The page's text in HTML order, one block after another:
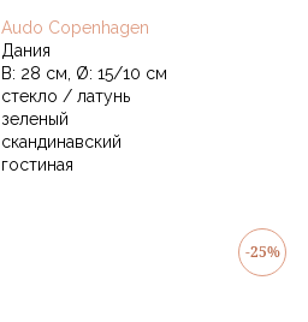
Audo Copenhagen
Дания
В: 28 см, Ø: 15/10 см
стекло / латунь
зеленый
скандинавский
гостиная
-25%